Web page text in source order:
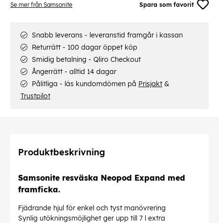
Se mer från Samsonite Spara som favorit
Snabb leverans - leveranstid framgår i kassan
Returrätt - 100 dagar öppet köp
Smidig betalning - Qliro Checkout
Ångerrätt - alltid 14 dagar
Pålitliga - läs kundomdömen på Prisjakt &
Trustpilot
Produktbeskrivning
Samsonite resväska Neopod Expand med
framficka.
Fjädrande hjul för enkel och tyst manövrering
Synlig utökningsmöjlighet ger upp till 7 l extra